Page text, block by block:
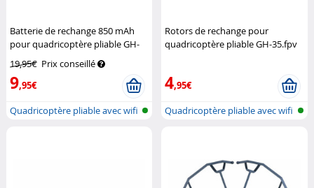
Batterie de rechange 850 mAh
pour quadricoptère pliable GH-
19,95€ Prix conseillé
9,95€
Quadricoptère pliable avec wifi
Rotors de rechange pour
quadricoptère pliable GH-35.fpv
4,95€
Quadricoptère pliable avec wifi